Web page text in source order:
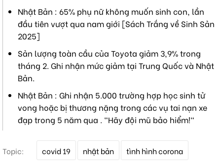
Nhật Bản : 65% phụ nữ không muốn sinh con, lần
đầu tiên vượt qua nam giới [Sách Trắng về Sinh Sản
2025]
Sản lượng toàn cầu của Toyota giảm 3,9% trong
tháng 2. Ghi nhận mức giảm tại Trung Quốc và Nhật
Bản.
Nhật Bản : Ghi nhận 5.000 trường hợp học sinh tử
vong hoặc bị thương nặng trong các vụ tai nạn xe
đạp trong 5 năm qua . "Hãy đội mũ bảo hiểm!"
Topic: covid 19 nhật bản tình hình corona